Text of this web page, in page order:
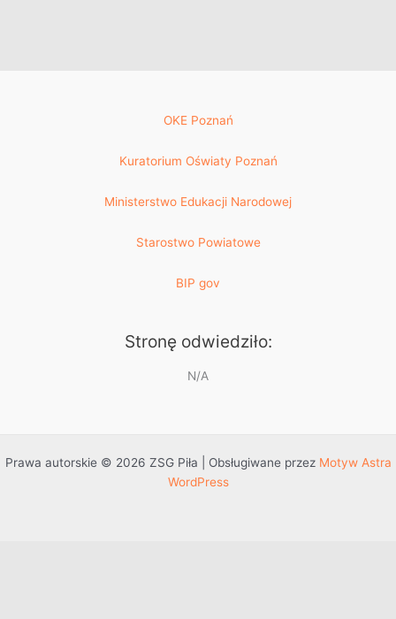
OKE Poznań
Kuratorium Oświaty Poznań
Ministerstwo Edukacji Narodowej
Starostwo Powiatowe
BIP gov
Stronę odwiedziło:
N/A
Prawa autorskie © 2026 ZSG Piła | Obsługiwane przez Motyw Astra
WordPress